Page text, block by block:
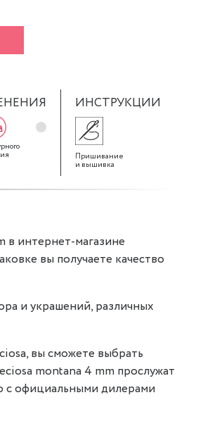
для браслетов
ИНСТРУКЦИИ
Пришивание
и вышивка
в интернет-магазине
вы получаете качество
и украшений, различных
вы сможете выбрать
montana 4 mm прослужат
с официальными дилерами